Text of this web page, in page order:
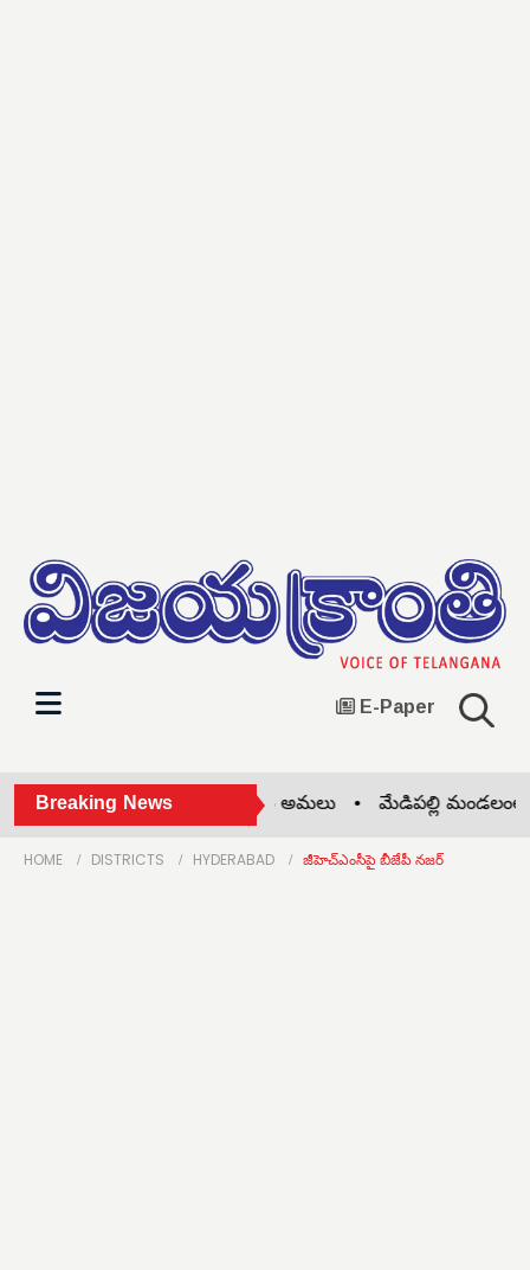
E-Paper
Breaking News
మండలంలో అల్పాహార పథకం అమలు •మేడిపల్లి మండలంలో
HOME DISTRICTS HYDERABAD జీహెచ్‌ఎంసీపై బీజేపీ నజర్